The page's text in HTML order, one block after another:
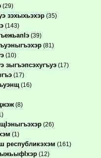
(29)
зэхыхьэхэр (35)
(143)
(39)
(81)
(10)
зыгъэпсэхугъуэ (17)
(17)
(16)
(8)
(26)
(1)
республикэхэм (161)
(12)